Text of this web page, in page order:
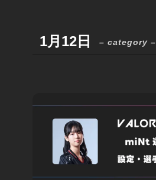
1月12日 – category –